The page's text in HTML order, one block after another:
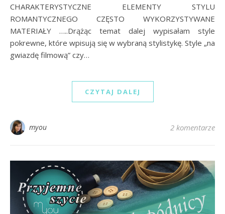
CHARAKTERYSTYCZNE ELEMENTY STYLU
ROMANTYCZNEGO CZĘSTO WYKORZYSTYWANE
MATERIAŁY …..Drążąc temat dalej wypisałam style
pokrewne, które wpisują się w wybraną stylistykę. Style „na
gwiazdę filmową” czy…
CZYTAJ DALEJ
myou 2 komentarze